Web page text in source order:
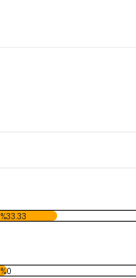
%33.33
%0